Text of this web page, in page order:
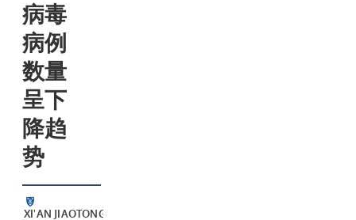
病毒
病例
数量
呈下
降趋
势